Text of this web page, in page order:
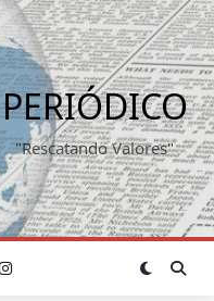
PERIÓDICO
"Rescatando Valores"